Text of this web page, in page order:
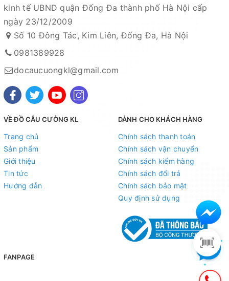
kinh tế UBND quận Đống Đa thành phố Hà Nội cấp
ngày 23/12/2009
Số 10 Đông Tác, Kim Liên, Đống Đa, Hà Nội
0981389928
docaucuongkl@gmail.com
VỀ ĐỒ CÂU CƯỜNG KL
Trang chủ
Sản phẩm
Giới thiệu
Tin tức
Hướng dẫn
DÀNH CHO KHÁCH HÀNG
Chính sách thanh toán
Chính sách vận chuyển
Chính sách kiểm hàng
Chính sách đổi trả
Chính sách bảo mật
Quy định sử dụng
FANPAGE